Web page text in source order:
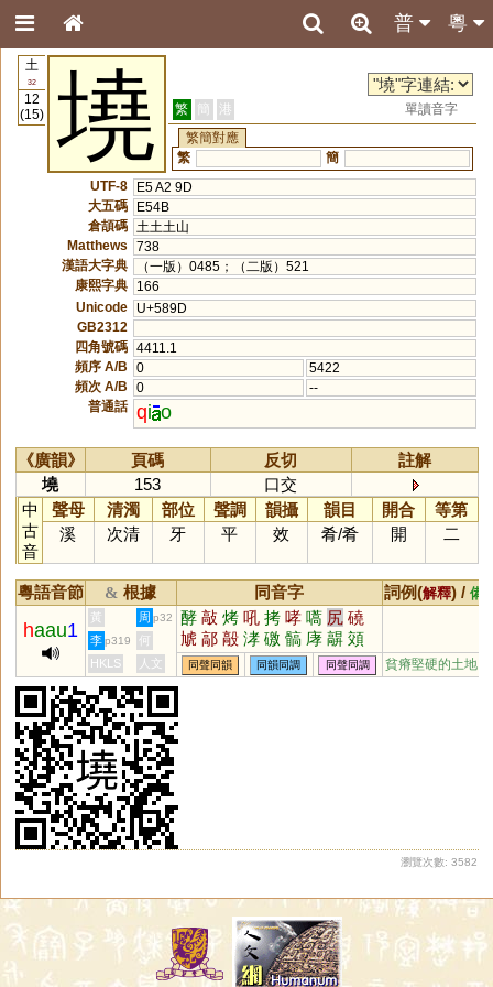
粵
普
土
32
12
(15)
墝 繁 簡 港
單讀音字
繁簡對應
繁
簡
UTF-8
E5 A2 9D
大五碼
E54B
倉頡碼
土土土山
Matthews
738
漢語大字典
（一版）0485；（二版）521
康熙字典
166
Unicode
U+589D
GB2312
四角號碼 4411.1
頻序 A/B
0
5422
頻次 A/B
0
--
普通話 qi o
《廣韻》 頁碼 反切
註解
墝
153
口交
中
古
音
聲母 清濁 部位 聲調 韻攝 韻目 開合
等第
溪
次清 牙 平 效 肴/肴 開 二
粵語音節 & 根據 同音字 詞例(解釋) / 備
haau1
黃 周 p32 酵 敲 烤 吼 拷 哮 嚆 尻 磽
虓 鄗 毃 涍 礉 髇 庨 髜 頝
髐 骹 嗃 痚 猇 灱 烋 踍 嘐
穘 窙 墽
李 p319
何
HKLS
人文 同聲同韻 同韻同調 同聲同調 貧瘠堅硬的土地
瀏覽次數: 3582